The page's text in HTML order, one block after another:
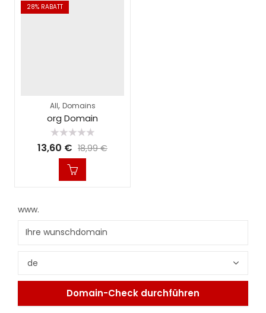
28% RABATT
All, Domains
org Domain
Bewertet
mit
13,60 € 18,99€
www.